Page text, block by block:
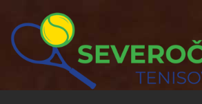
content